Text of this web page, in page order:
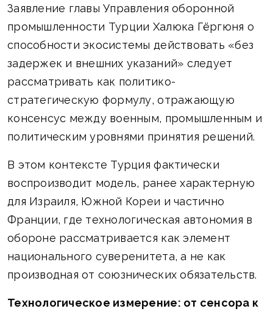
Заявление главы Управления оборонной
промышленности Турции Халюка Гёргюня о
способности экосистемы действовать «без
задержек и внешних указаний» следует
рассматривать как политико-
стратегическую формулу, отражающую
консенсус между военным, промышленным и
политическим уровнями принятия решений.
В этом контексте Турция фактически
воспроизводит модель, ранее характерную
для Израиля, Южной Кореи и частично
Франции, где технологическая автономия в
обороне рассматривается как элемент
национального суверенитета, а не как
производная от союзнических обязательств.
Технологическое измерение: от сенсора к